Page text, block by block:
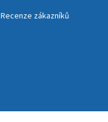
Recenze zákazníků